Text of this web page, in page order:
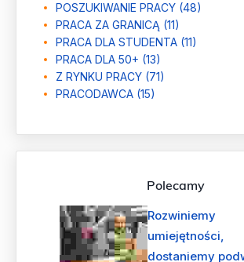
POSZUKIWANIE PRACY (48)
PRACA ZA GRANICĄ (11)
PRACA DLA STUDENTA (11)
PRACA DLA 50+ (13)
Z RYNKU PRACY (71)
PRACODAWCA (15)
Polecamy
Rozwiniemy
umiejętności,
dostaniemy